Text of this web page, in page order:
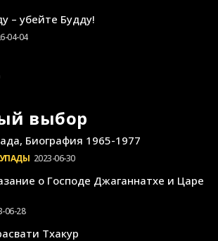
– убейте Будду!
04-04
выбор
Биография 1965-1977
2023-06-30
о Господе Джаганнатхе и Царе
06-28
Тхакур